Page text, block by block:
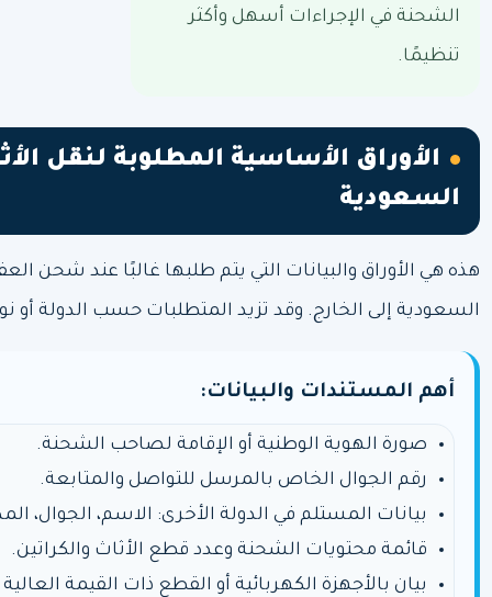
الشحنة في الإجراءات أسهل وأكثر
تنظيمًا.
الأوراق الأساسية المطلوبة لنقل
السعودية
هذه هي الأوراق والبيانات التي يتم طلبها غالبًا عند
السعودية إلى الخارج. وقد تزيد المتطلبات حسب الدولة أو
أهم المستندات والبيانات:
صورة الهوية الوطنية أو الإقامة لصاحب الشحنة.
رقم الجوال الخاص بالمرسل للتواصل والمتابعة.
بيانات المستلم في الدولة الأخرى: الاسم، الجوال،
قائمة محتويات الشحنة وعدد قطع الأثاث والكراتين.
بيان بالأجهزة الكهربائية أو القطع ذات القيمة